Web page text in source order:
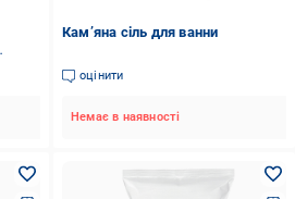
Кам’яна сіль для ванни
оцінити
Немає в наявності